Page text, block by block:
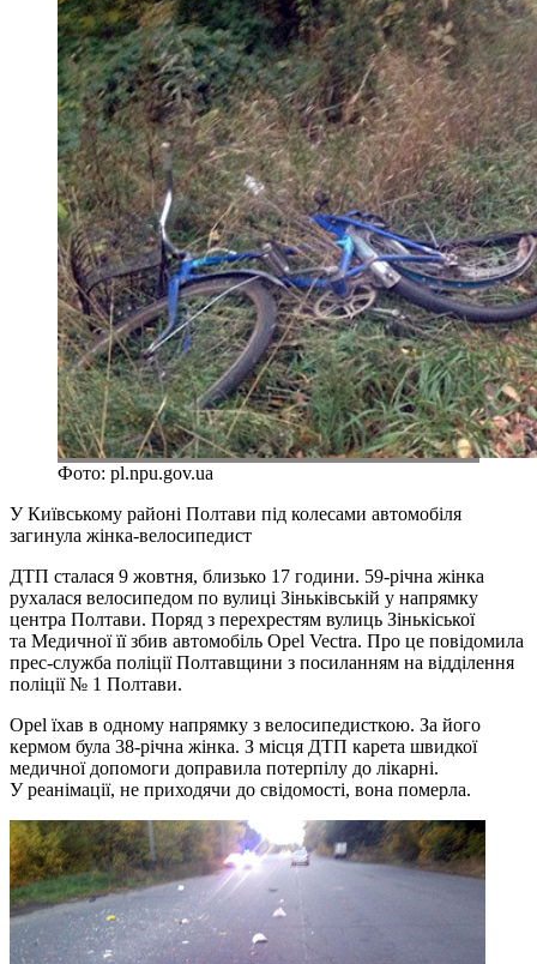
Фото: pl.npu.gov.ua
У Київському районі Полтави під колесами автомобіля
загинула жінка-велосипедист
ДТП сталася 9 жовтня, близько 17 години. 59-річна жінка
рухалася велосипедом по вулиці Зіньківській у напрямку
центра Полтави. Поряд з перехрестям вулиць Зінькіської
та Медичної її збив автомобіль Opel Vectra. Про це повідомила
прес-служба поліції Полтавщини з посиланням на відділення
поліції № 1 Полтави.
Opel їхав в одному напрямку з велосипедисткою. За його
кермом була 38-річна жінка. З місця ДТП карета швидкої
медичної допомоги доправила потерпілу до лікарні.
У реанімації, не приходячи до свідомості, вона померла.